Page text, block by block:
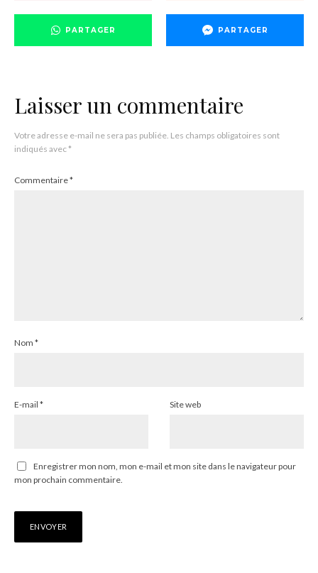
PARTAGER PARTAGER
Laisser un commentaire
Votre adresse e-mail ne sera pas publiée. Les champs obligatoires sont
indiqués avec*
Commentaire*
Nom *
E-mail * Site web
Enregistrer mon nom, mon e-mail et mon site dans le navigateur pour
mon prochain commentaire.